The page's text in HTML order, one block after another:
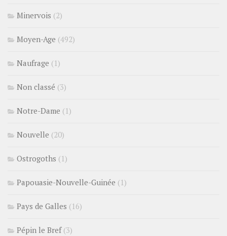
Minervois (2)
Moyen-Age (492)
Naufrage (1)
Non classé (3)
Notre-Dame (1)
Nouvelle (20)
Ostrogoths (1)
Papouasie-Nouvelle-Guinée (1)
Pays de Galles (16)
Pépin le Bref(3)